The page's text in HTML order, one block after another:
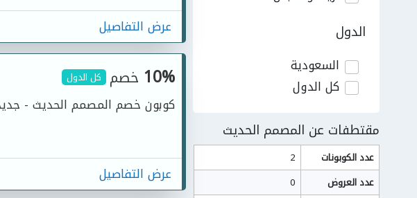
الدول
السعودية
كل الدول
مقتطفات عن المصمم الحديث
عدد الكوبونات
2
عدد العروض
0
عرض التفاصيل
10% خصم كل الدول
كوبون خصم المصمم الحديث - جديد
عرض التفاصيل